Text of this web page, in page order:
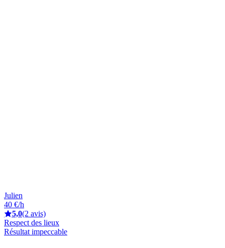
Julien
40 €/h
5,0(2 avis)
Respect des lieux
Résultat impeccable